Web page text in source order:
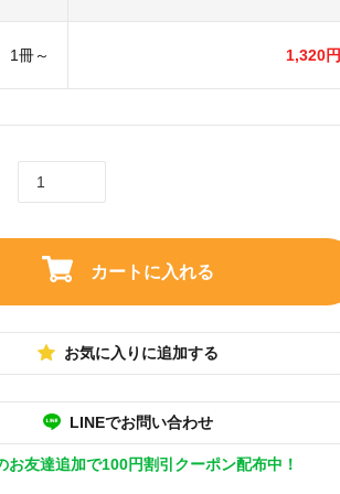
1冊～ 1,320円
カートに入れる
お気に入りに追加する
LINEでお問い合わせ
お友達追加で100円割引クーポン配布中！